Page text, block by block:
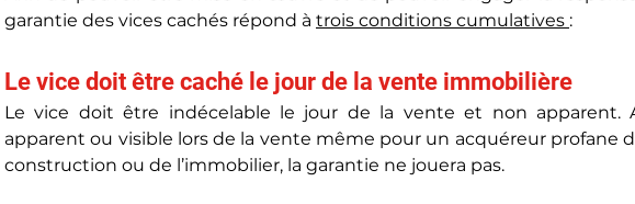
garantie des vices cachés répond à trois conditions cumulatives :
Le vice doit être caché le jour de la vente immobilière
Le vice doit être indécelable le jour de la vente et non apparent.
apparent ou visible lors de la vente même pour un acquéreur profane
construction ou de l’immobilier, la garantie ne jouera pas.